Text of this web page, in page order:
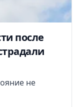
после
не